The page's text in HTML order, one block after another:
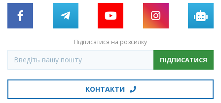
Підписатися на розсилку
ПІДПИСАТИСЯ
КОНТАКТИ